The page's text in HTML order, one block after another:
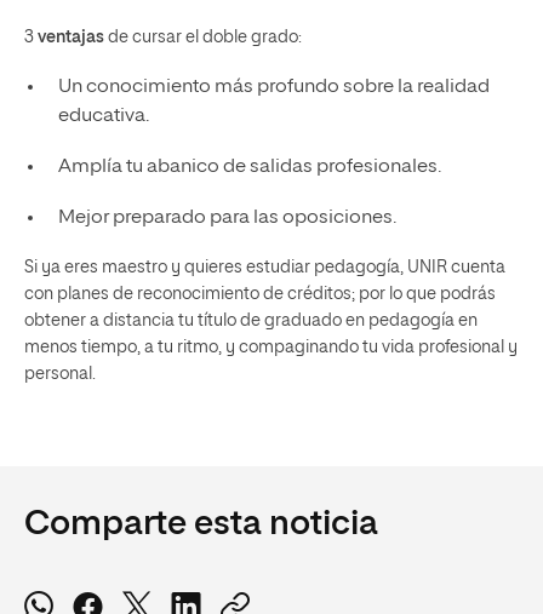
3 ventajas de cursar el doble grado:
Un conocimiento más profundo sobre la realidad
educativa.
Amplía tu abanico de salidas profesionales.
Mejor preparado para las oposiciones.
Si ya eres maestro y quieres estudiar pedagogía, UNIR cuenta
con planes de reconocimiento de créditos; por lo que podrás
obtener a distancia tu título de graduado en pedagogía en
menos tiempo, a tu ritmo, y compaginando tu vida profesional y
personal.
Comparte esta noticia